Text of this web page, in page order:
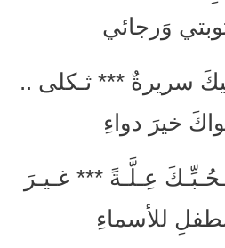
وَرجائي
سريرةٌ *** ثـكلى ..
خيرَ دواءِ
عِـلَّـةً *** غـيـرَ
للأسماءِ